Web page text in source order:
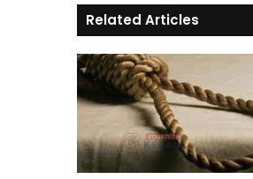
Related Articles